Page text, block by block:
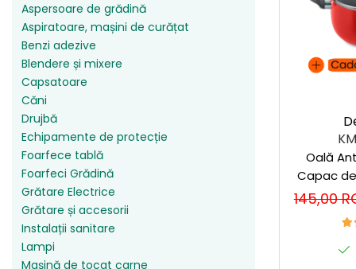
Accesorii pentru oberfreză
Mașini de șlefuit
Măști de sudură
Nivele cu bulă
Nivelă laser
Picamere
Polizoare unghiulare
Capsatoare
Căni
Drujbă
Accesorii pentru drujbă
Echipamente de protecție
Foarfece tablă
Foarfeci Grădină
Grătare Electrice
Grătare și accesorii
Instalații sanitare
Lampi
Aspersoare de grădină
Aspiratoare, mașini de curățat
Benzi adezive
Blendere și mixere
Capsatoare
Căni
Drujbă
Echipamente de protecție
Foarfece tablă
Foarfeci Grădină
Grătare Electrice
Grătare și accesorii
Instalații sanitare
Lampi
Mașină de tocat carne
Oală Antiaderentă cu
Capac
+
145,00